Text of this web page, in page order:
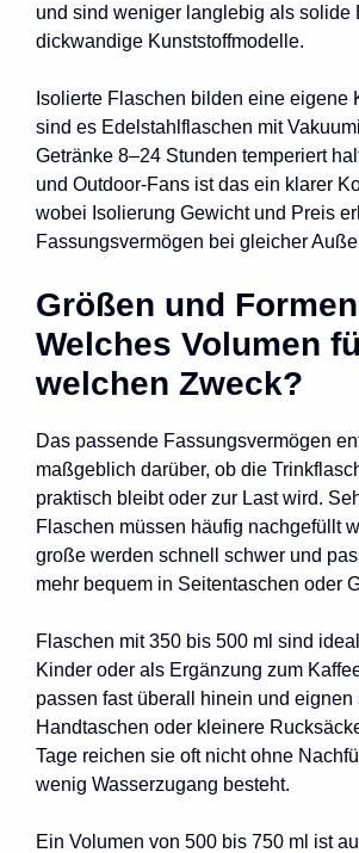
und sind weniger langlebig als solide
dickwandige Kunststoffmodelle.
Isolierte Flaschen bilden eine eigene
sind es Edelstahlflaschen mit
Getränke 8–24 Stunden temperiert
und Outdoor-Fans ist das ein klarer
wobei Isolierung Gewicht und Preis
Fassungsvermögen bei gleicher
Größen und
Welches Volumen
welchen Zweck?
Das passende Fassungsvermögen
maßgeblich darüber, ob die
praktisch bleibt oder zur Last wird.
Flaschen müssen häufig nachgefüllt
große werden schnell schwer und
mehr bequem in Seitentaschen oder
Flaschen mit 350 bis 500 ml sind
Kinder oder als Ergänzung zum
passen fast überall hinein und eignen
Handtaschen oder kleinere
Tage reichen sie oft nicht ohne
wenig Wasserzugang besteht.
Ein Volumen von 500 bis 750 ml ist